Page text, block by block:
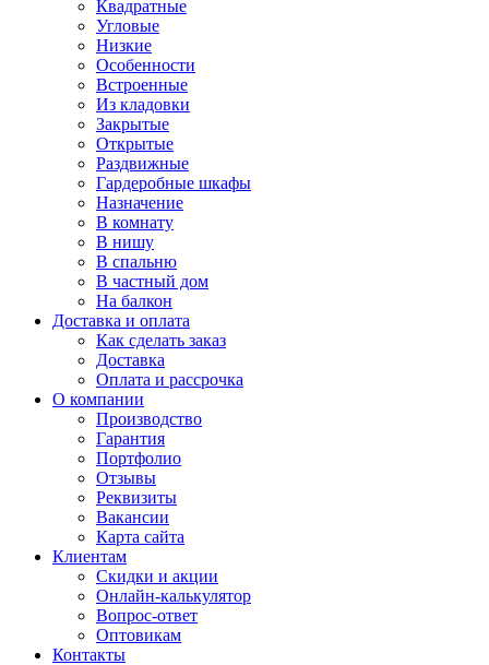
Квадратные
Угловые
Низкие
Особенности
Встроенные
Из кладовки
Закрытые
Открытые
Раздвижные
Гардеробные шкафы
Назначение
В комнату
В нишу
В спальню
В частный дом
На балкон
Доставка и оплата
Как сделать заказ
Доставка
Оплата и рассрочка
О компании
Производство
Гарантия
Портфолио
Отзывы
Реквизиты
Вакансии
Карта сайта
Клиентам
Скидки и акции
Онлайн-калькулятор
Вопрос-ответ
Оптовикам
Контакты